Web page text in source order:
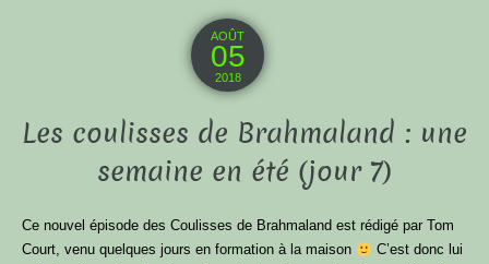
AOÛT
05
2018
Les coulisses de Brahmaland : une
semaine en été (jour 7)
Ce nouvel épisode des Coulisses de Brahmaland est rédigé par Tom
Court, venu quelques jours en formation à la maison
C’est donc lui